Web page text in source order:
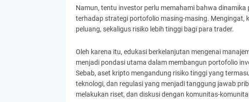
Namun, tentu investor perlu memahami bahwa
terhadap strategi portofolio masing-masing. Mengingat,
peluang, sekaligus risiko lebih tinggi bagi para trader.
Oleh karena itu, edukasi berkelanjutan mengenai
menjadi pondasi utama dalam membangun portofolio
Sebab, aset kripto mengandung risiko tinggi yang
teknologi, dan regulasi yang menjadi tanggung jawab
melakukan riset, dan diskusi dengan komunitas-